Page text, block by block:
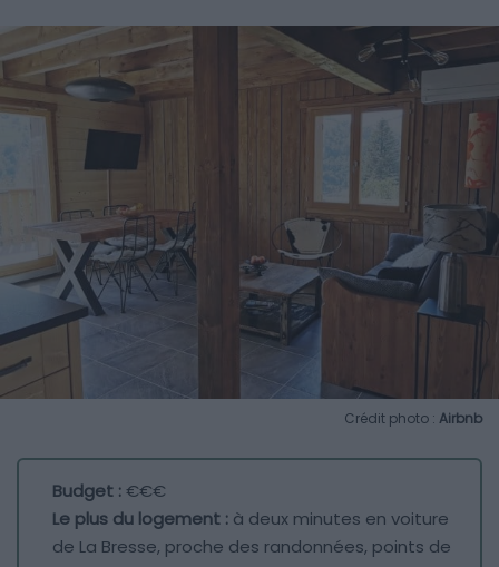
Crédit photo : Airbnb
Budget :€€€
Le plus du logement : à deux minutes en voiture
de La Bresse, proche des randonnées, points de